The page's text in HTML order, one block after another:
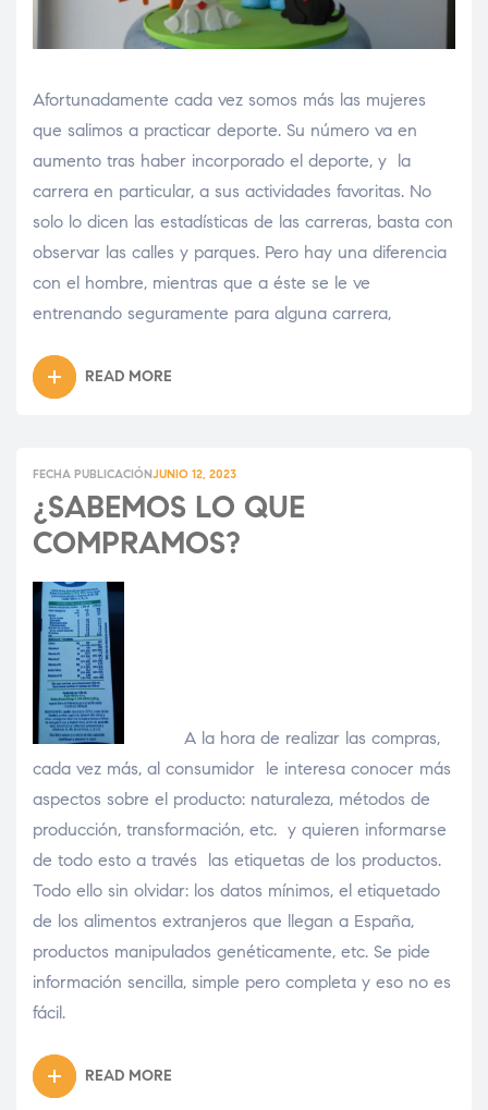
Afortunadamente cada vez somos más las mujeres
que salimos a practicar deporte. Su número va en
aumento tras haber incorporado el deporte, y la
carrera en particular, a sus actividades favoritas. No
solo lo dicen las estadísticas de las carreras, basta con
observar las calles y parques. Pero hay una diferencia
con el hombre, mientras que a éste se le ve
entrenando seguramente para alguna carrera,
READ MORE
FECHA PUBLICACIÓNJUNIO 12, 2023
¿SABEMOS LO QUE
COMPRAMOS?
A la hora de realizar las compras,
cada vez más, al consumidor le interesa conocer más
aspectos sobre el producto: naturaleza, métodos de
producción, transformación, etc. y quieren informarse
de todo esto a través las etiquetas de los productos.
Todo ello sin olvidar: los datos mínimos, el etiquetado
de los alimentos extranjeros que llegan a España,
productos manipulados genéticamente, etc. Se pide
información sencilla, simple pero completa y eso no es
fácil.
READ MORE